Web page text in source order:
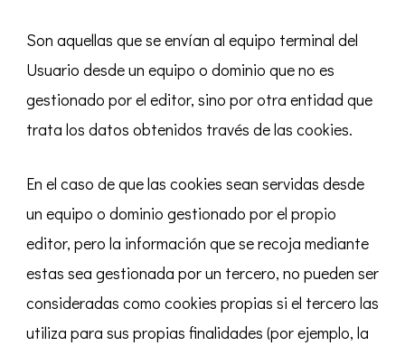
Son aquellas que se envían al equipo terminal del
Usuario desde un equipo o dominio que no es
gestionado por el editor, sino por otra entidad que
trata los datos obtenidos través de las cookies.
En el caso de que las cookies sean servidas desde
un equipo o dominio gestionado por el propio
editor, pero la información que se recoja mediante
estas sea gestionada por un tercero, no pueden ser
consideradas como cookies propias si el tercero las
utiliza para sus propias finalidades (por ejemplo, la